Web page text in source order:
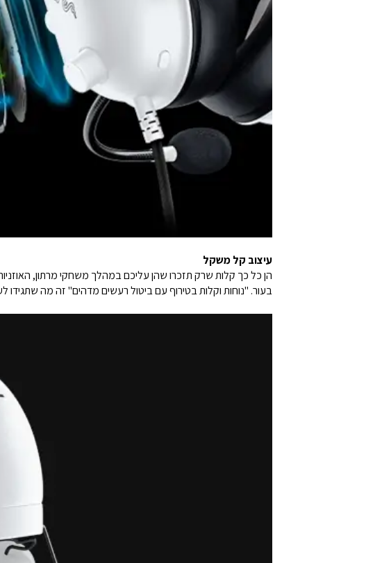
עיצוב קל משקל
הן כל כך קלות שרק תזכרו שהן עליכם במהלך משחקי מרתון,
בעור. "נוחות וקלות בטירוף עם ביטול רעשים מדהים" זה מה שתגידו